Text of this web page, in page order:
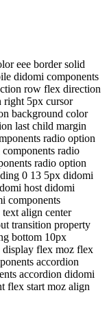
eee border solid
didomi components
row flex direction
right 5px cursor
background color
last child margin
radio option
radio
radio option
0 13 5px didomi
host didomi
components
align center
transition property
bottom 10px
display flex moz flex
accordion
accordion didomi
flex start moz align